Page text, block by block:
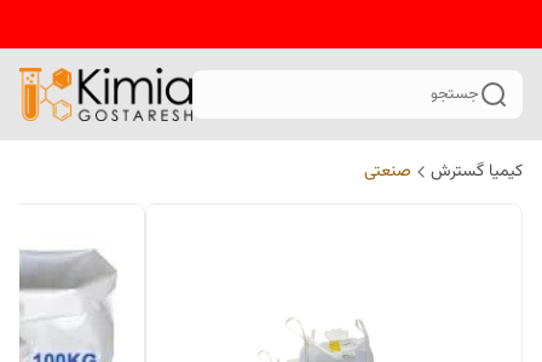
جستجو
کیمیا گسترش صنعتی